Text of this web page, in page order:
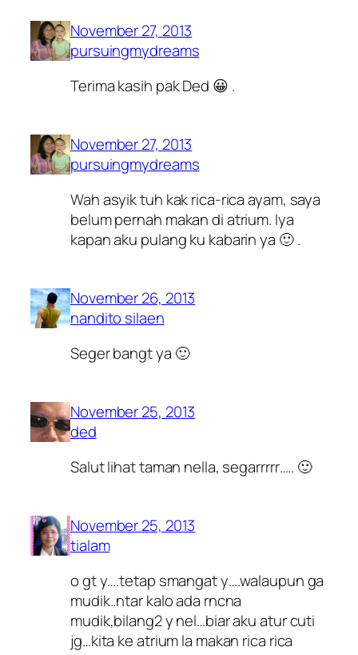
November 27, 2013
pursuingmydreams
Terima kasih pak Ded 😀 .
November 27, 2013
pursuingmydreams
Wah asyik tuh kak rica-rica ayam, saya
belum pernah makan di atrium. Iya
kapan aku pulang ku kabarin ya 🙂 .
November 26, 2013
nandito silaen
Seger bangt ya 🙂
November 25, 2013
ded
Salut lihat taman nella, segarrrrr….. 🙂
November 25, 2013
tialam
o gt y….tetap smangat y….walaupun ga
mudik..ntar kalo ada rncna
mudik,bilang2 y nel…biar aku atur cuti
jg…kita ke atrium la makan rica rica